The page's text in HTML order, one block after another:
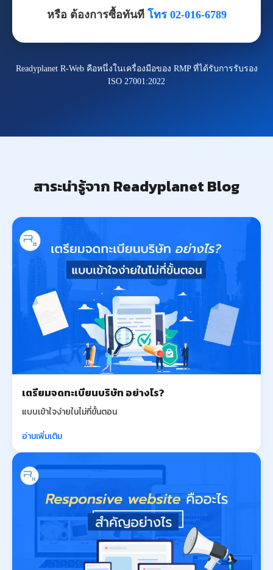
หรือ ต้องการซื้อทันที โทร 02-016-6789
Readyplanet R-Web คือหนึ่งในเครื่องมือของ RMP ที่ได้รับการรับรอง
ISO 27001:2022
สาระน่ารู้จาก Readyplanet Blog
เตรียมจดทะเบียนบริษัท อย่างไร?
แบบเข้าใจง่ายในไม่กี่ขั้นตอน
อ่านเพิ่มเติม